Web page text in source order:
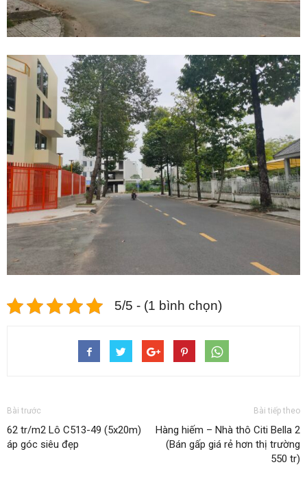
5/5 - (1 bình chọn)
Bài trước
62 tr/m2 Lô C513-49 (5x20m)
áp góc siêu đẹp
Bài tiếp theo
Hàng hiếm – Nhà thô Citi Bella 2
(Bán gấp giá rẻ hơn thị trường
550 tr)